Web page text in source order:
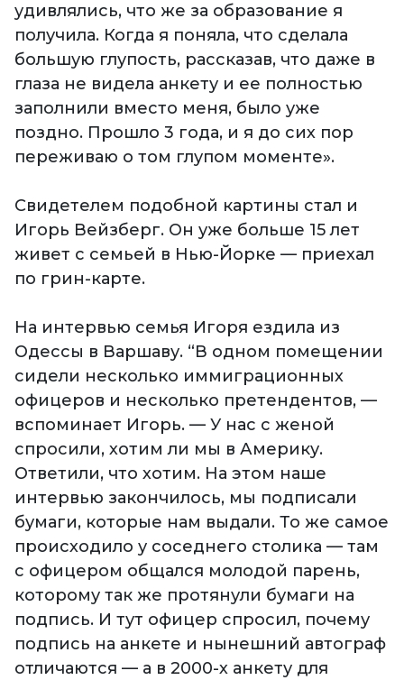
удивлялись, что же за образование я
получила. Когда я поняла, что сделала
большую глупость, рассказав, что даже в
глаза не видела анкету и ее полностью
заполнили вместо меня, было уже
поздно. Прошло 3 года, и я до сих пор
переживаю о том глупом моменте».
Свидетелем подобной картины стал и
Игорь Вейзберг. Он уже больше 15 лет
живет с семьей в Нью-Йорке — приехал
по грин-карте.
На интервью семья Игоря ездила из
Одессы в Варшаву. “В одном помещении
сидели несколько иммиграционных
офицеров и несколько претендентов, —
вспоминает Игорь. — У нас с женой
спросили, хотим ли мы в Америку.
Ответили, что хотим. На этом наше
интервью закончилось, мы подписали
бумаги, которые нам выдали. То же самое
происходило у соседнего столика — там
с офицером общался молодой парень,
которому так же протянули бумаги на
подпись. И тут офицер спросил, почему
подпись на анкете и нынешний автограф
отличаются — а в 2000-х анкету для